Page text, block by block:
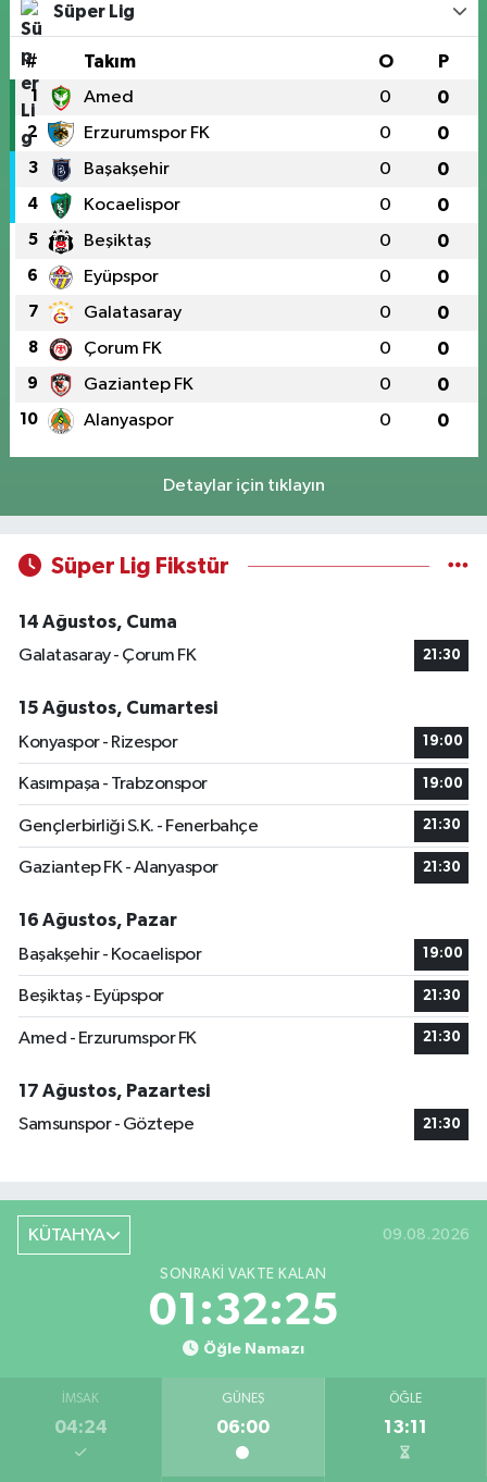
Süper Lig
# Takım O P
1 Amed 0 0
2 Erzurumspor FK 0 0
3 Başakşehir 0 0
4 Kocaelispor 0 0
5 Beşiktaş 0 0
6 Eyüpspor 0 0
7 Galatasaray 0 0
8 Çorum FK 0 0
9 Gaziantep FK 0 0
10 Alanyaspor 0 0
Detaylar için tıklayın
Süper Lig Fikstür
14 Ağustos, Cuma
Galatasaray - Çorum FK
21:30
15 Ağustos, Cumartesi
Konyaspor - Rizespor
19:00
Kasımpaşa - Trabzonspor 19:00
Gençlerbirliği S.K. - Fenerbahçe 21:30
Gaziantep FK - Alanyaspor 21:30
16 Ağustos, Pazar
Başakşehir - Kocaelispor
19:00
Beşiktaş - Eyüpspor 21:30
Amed - Erzurumspor FK 21:30
17 Ağustos, Pazartesi
Samsunspor - Göztepe
21:30
KÜTAHYA 09.08.2026
SONRAKI VAKTE KALAN
01:32:24
Öğle Namazı
İMSAK
04:24
GÜNEŞ
06:00
ÖĞLE
13:11